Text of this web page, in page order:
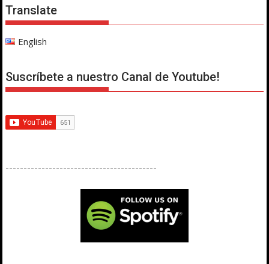
Translate
English
Suscríbete a nuestro Canal de Youtube!
------------------------------------------